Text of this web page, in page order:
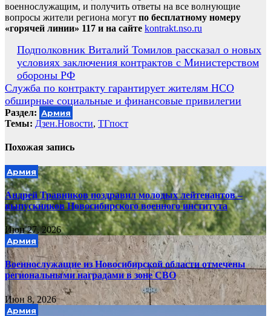
военнослужащим, и получить ответы на все волнующие
вопросы жители региона могут по бесплатному номеру
«горячей линии» 117 и на сайте kontrakt.nso.ru
Навигация
по
записям
Подполковник Виталий Томилов рассказал о новых
условиях заключения контрактов с Министерством
обороны РФ
Служба по контракту гарантирует жителям НСО
обширные социальные и финансовые привилегии
Раздел: Армия
Темы: Дзен.Новости, ТГпост
Похожая запись
Армия
Андрей Травников поздравил молодых лейтенантов –
выпускников Новосибирского военного института
Июн 27, 2026
Армия
Военнослужащие из Новосибирской области отмечены
региональными наградами в зоне СВО
Июн 8, 2026
Армия